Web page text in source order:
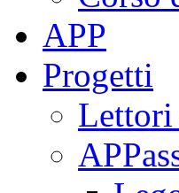
APP
Progetti
Lettori